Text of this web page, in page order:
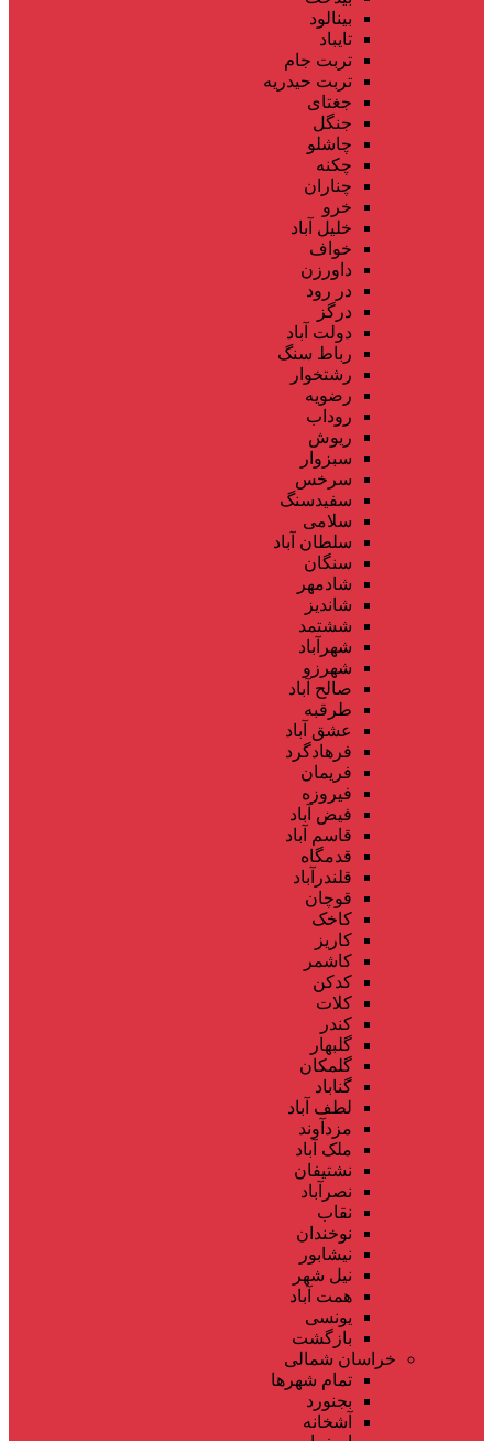
بینالود
تایباد
تربت جام
تربت حیدریه
جغتای
جنگل
چاشلو
چکنه
چناران
خرو
خلیل آباد
خواف
داورزن
در رود
درگز
دولت آباد
رباط سنگ
رشتخوار
رضویه
روداب
ریوش
سبزوار
سرخس
سفیدسنگ
سلامی
سلطان آباد
سنگان
شادمهر
شاندیز
ششتمد
شهرآباد
شهرزو
صالح آباد
طرقبه
عشق آباد
فرهادگرد
فریمان
فیروزه
فیض آباد
قاسم آباد
قدمگاه
قلندرآباد
قوچان
کاخک
کاریز
کاشمر
کدکن
کلات
کندر
گلبهار
گلمکان
گناباد
لطف آباد
مزدآوند
ملک آباد
نشتیفان
نصرآباد
نقاب
نوخندان
نیشابور
نیل شهر
همت آباد
یونسی
بازگشت
خراسان شمالی
تمام شهر‌ها
بجنورد
آشخانه